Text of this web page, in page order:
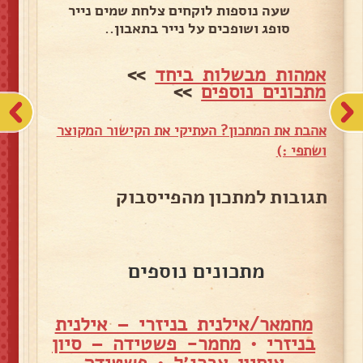
שעה נוספות לוקחים צלחת שמים נייר
סופג ושופכים על נייר בתאבון..
אמהות מבשלות ביחד >>
מתכונים נוספים>>
אהבת את המתכון? העתיקי את הקישור המקוצר
ושתפי :)
תגובות למתכון מהפייסבוק
מתכונים נוספים
מחמאר/אילנית בניזרי – אילנית
בניזרי • מחמר- פשטידה – סיון